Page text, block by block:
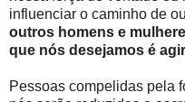
influenciar o caminho de
outros homens e
que nós desejamos é
Pessoas compelidas pela